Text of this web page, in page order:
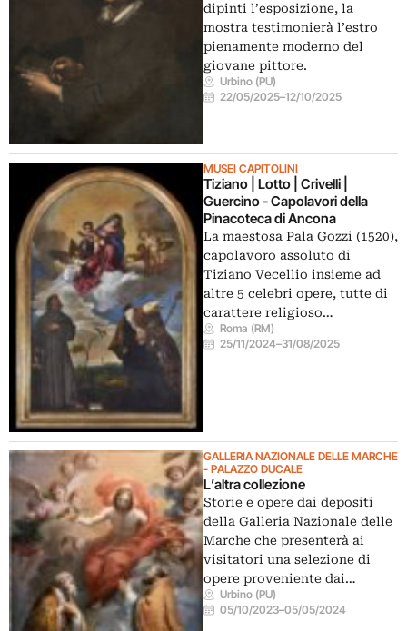
dipinti l’esposizione, la
mostra testimonierà l’estro
pienamente moderno del
giovane pittore.
Urbino (PU)
22/05/2025–12/10/2025
MUSEI CAPITOLINI
Tiziano | Lotto | Crivelli |
Guercino - Capolavori della
Pinacoteca di Ancona
La maestosa Pala Gozzi (1520),
capolavoro assoluto di
Tiziano Vecellio insieme ad
altre 5 celebri opere, tutte di
carattere religioso…
Roma (RM)
25/11/2024–31/08/2025
GALLERIA NAZIONALE DELLE MARCHE
- PALAZZO DUCALE
L’altra collezione
Storie e opere dai depositi
della Galleria Nazionale delle
Marche che presenterà ai
visitatori una selezione di
opere proveniente dai…
Urbino (PU)
05/10/2023–05/05/2024